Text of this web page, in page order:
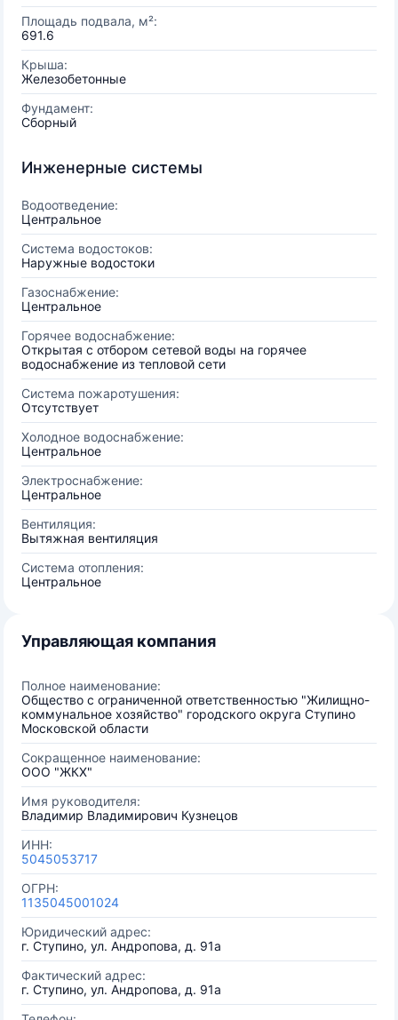
Площадь подвала, м²:
691.6
Крыша:
Железобетонные
Фундамент:
Сборный
Инженерные системы
Водоотведение:
Центральное
Система водостоков:
Наружные водостоки
Газоснабжение:
Центральное
Горячее водоснабжение:
Открытая с отбором сетевой воды на горячее
водоснабжение из тепловой сети
Система пожаротушения:
Отсутствует
Холодное водоснабжение:
Центральное
Электроснабжение:
Центральное
Вентиляция:
Вытяжная вентиляция
Система отопления:
Центральное
Управляющая компания
Полное наименование:
Общество с ограниченной ответственностью "Жилищно-
коммунальное хозяйство" городского округа Ступино
Московской области
Сокращенное наименование:
ООО "ЖКХ"
Имя руководителя:
Владимир Владимирович Кузнецов
ИНН:
5045053717
ОГРН:
1135045001024
Юридический адрес:
г. Ступино, ул. Андропова, д. 91а
Фактический адрес:
г. Ступино, ул. Андропова, д. 91а